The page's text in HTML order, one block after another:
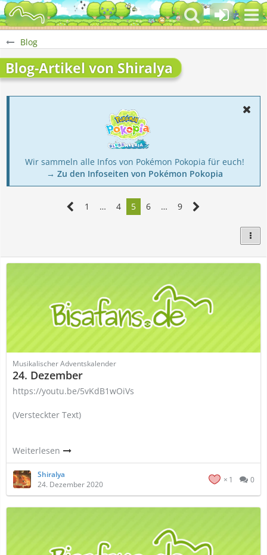
Blog
Blog-Artikel von Shiralya
Wir sammeln alle Infos von Pokémon Pokopia für euch!
→ Zu den Infoseiten von Pokémon Pokopia
1 … 4 5 6 … 9
Musikalischer Adventskalender
24. Dezember
https://youtu.be/5vKdB1wOiVs
(Versteckter Text)
Weiterlesen
Shiralya
24. Dezember 2020
1 0